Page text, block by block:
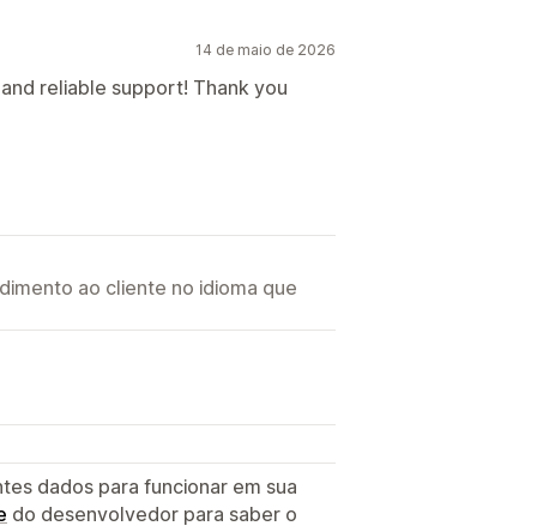
14 de maio de 2026
reliable support! Thank you
ao cliente no idioma que
dados para funcionar em sua
do desenvolvedor para saber o